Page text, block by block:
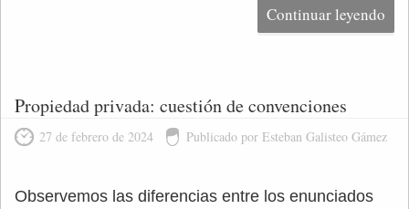
Continuar leyendo
Propiedad privada: cuestión de convenciones
27 de febrero de 2024 Publicado por Esteban Galisteo Gámez
Observemos las diferencias entre los enunciados